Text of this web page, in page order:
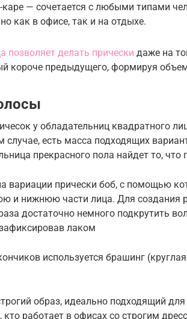
каре — сочетается с любыми типами
как в офисе, так и на отдыхе.
позволяет делать прически даже на
короче предыдущего, формируя
у обладательниц квадратного
случае, есть масса подходящих
прекрасного пола найдет то, что
вариации прически боб, с помощью
и нижнюю части лица. Для создания
достаточно немного подкрутить
лаком
используется брашинг
образ, идеально подходящий для
кто работает в офисах со строгим